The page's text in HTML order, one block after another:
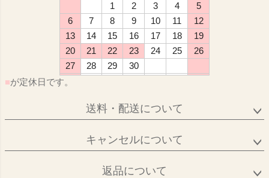
1
2 3 4
5
6
7 8 9 10 11
12
13
14 15 16 17 18
19
20
21 22 23 24 25
26
27
28 29
30
■が定休日です。
送料・配送について
キャンセルについて
返品について